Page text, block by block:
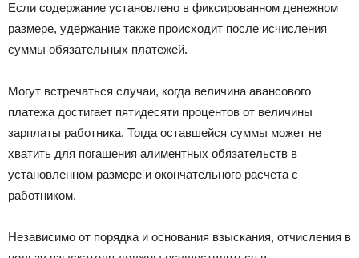
Если содержание установлено в фиксированном денежном
размере, удержание также происходит после исчисления
суммы обязательных платежей.
Могут встречаться случаи, когда величина авансового
платежа достигает пятидесяти процентов от величины
зарплаты работника. Тогда оставшейся суммы может не
хватить для погашения алиментных обязательств в
установленном размере и окончательного расчета с
работником.
Независимо от порядка и основания взыскания, отчисления в